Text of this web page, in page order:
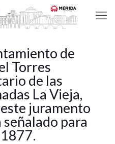
de
Torres
de las
La Vieja,
juramento
para